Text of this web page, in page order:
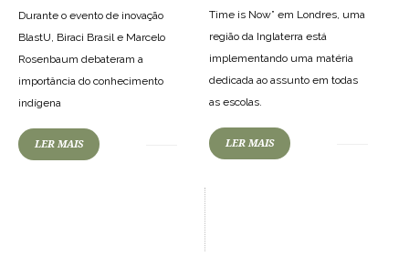
Durante o evento de inovação
BlastU, Biraci Brasil e Marcelo
Rosenbaum debateram a
importância do conhecimento
indígena
LER MAIS
Time is Now” em Londres, uma
região da Inglaterra está
implementando uma matéria
dedicada ao assunto em todas
as escolas.
LER MAIS